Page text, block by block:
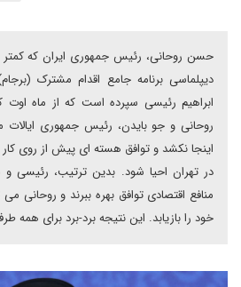
حسن روحانی، رئیس جمهوری ایران که
دیپلماسی برنامه جامع اقدام مشترک
ابراهیم رئیسی سپرده است که از ماه اوت
روحانی و جو بایدن، رئیس جمهوری ایالات
اینجا نکشد و توافق هسته ای پیش از روی
در تهران احیا شود. بدین ترتیب، رئیسی و
منافع اقتصادی توافق بهره ببرند و روحانی
خود را بازیابد. این نتیجه برد-برد برای همه